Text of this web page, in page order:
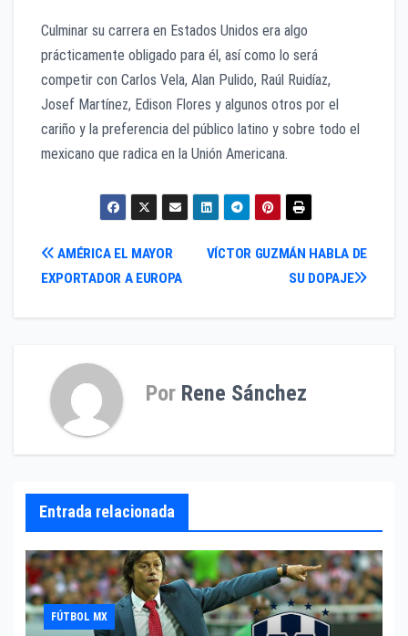
Culminar su carrera en Estados Unidos era algo
prácticamente obligado para él, así como lo será
competir con Carlos Vela, Alan Pulido, Raúl Ruidíaz,
Josef Martínez, Edison Flores y algunos otros por el
cariño y la preferencia del público latino y sobre todo el
mexicano que radica en la Unión Americana.
Navegación
VÍCTOR GUZMÁN HABLA DE
SU DOPAJE
AMÉRICA EL MAYOR
EXPORTADOR A EUROPA
Por Rene Sánchez
Entrada relacionada
FÚTBOL MX